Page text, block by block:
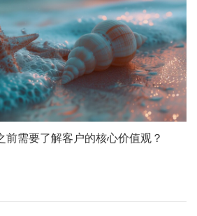
前需要了解客户的核心价值观？